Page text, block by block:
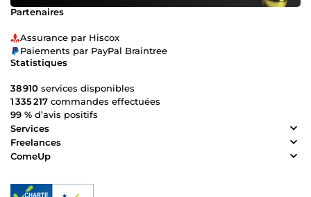
Partenaires
Assurance par Hiscox
Paiements par PayPal Braintree
Statistiques
38 910 services disponibles
1 335 217 commandes effectuées
99 % d’avis positifs
Services
Freelances
ComeUp